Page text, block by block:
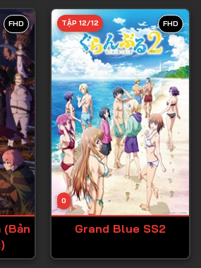
Tập 29
Tập 30
Tập 31
Tập 32
Tập 33
Tập 34
Tập 35
Tập 36
Tập 37
FHD
(Bản
FHD
0
TẬP 12/12
Grand Blue SS2